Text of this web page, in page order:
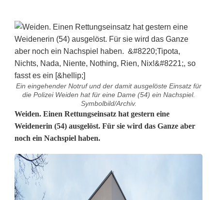
Ein eingehender Notruf und der damit ausgelöste Einsatz für
die Polizei Weiden hat für eine Dame (54) ein Nachspiel.
Symbolbild/Archiv.
E
i
n
s
a
Weiden. Einen Rettungseinsatz hat gestern eine
Weidenerin (54) ausgelöst. Für sie wird das Ganze aber
noch ein Nachspiel haben.